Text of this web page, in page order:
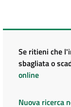
Se ritieni che
sbagliata o
online
Nuova ricerca